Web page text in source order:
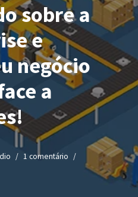
sobre a
e
negócio
a
1 comentário